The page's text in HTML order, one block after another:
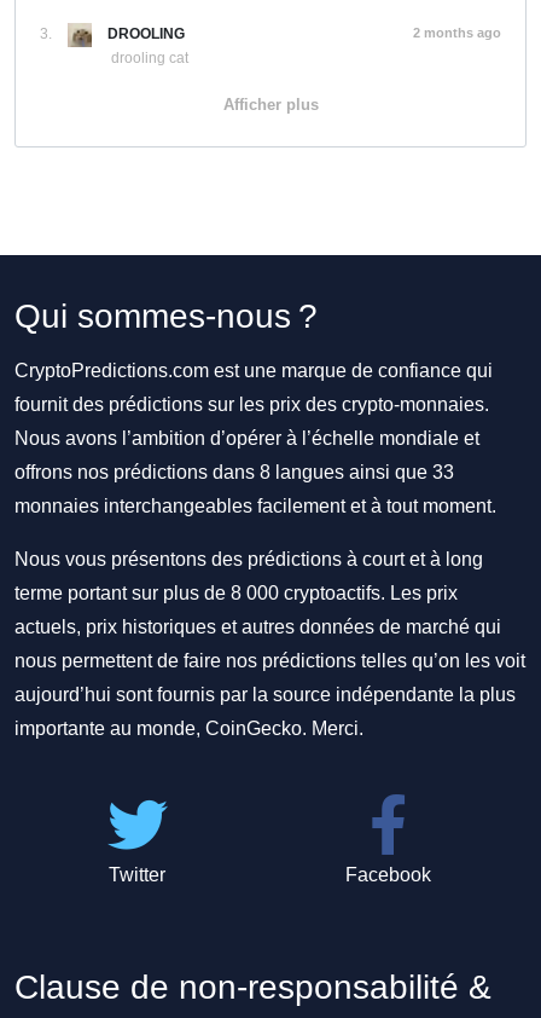
3.
DROOLING
drooling cat
2 months ago
Afficher plus
Qui sommes-nous ?
CryptoPredictions.com est une marque de confiance qui
fournit des prédictions sur les prix des crypto-monnaies.
Nous avons l’ambition d’opérer à l’échelle mondiale et
offrons nos prédictions dans 8 langues ainsi que 33
monnaies interchangeables facilement et à tout moment.
Nous vous présentons des prédictions à court et à long
terme portant sur plus de 8 000 cryptoactifs. Les prix
actuels, prix historiques et autres données de marché qui
nous permettent de faire nos prédictions telles qu’on les voit
aujourd’hui sont fournis par la source indépendante la plus
importante au monde, CoinGecko. Merci.
Twitter Facebook
Clause de non-responsabilité &